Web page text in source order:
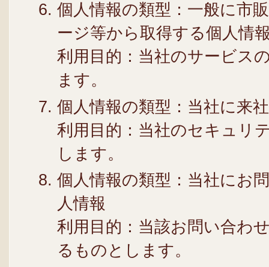
個人情報の類型：一般に市
ージ等から取得する個人情
利用目的：当社のサービス
ます。
個人情報の類型：当社に来
利用目的：当社のセキュリ
します。
個人情報の類型：当社にお
人情報
利用目的：当該お問い合わ
るものとします。